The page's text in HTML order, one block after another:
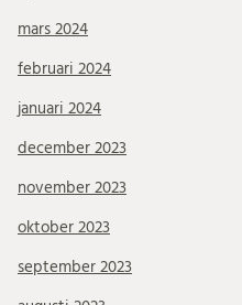
mars 2024
februari 2024
januari 2024
december 2023
november 2023
oktober 2023
september 2023